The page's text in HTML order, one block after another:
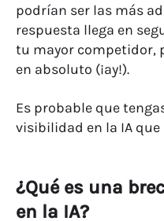
podrían ser las más
respuesta llega en
tu mayor competidor,
en absoluto (¡ay!).
Es probable que
visibilidad en la IA
¿Qué es una
en la IA?